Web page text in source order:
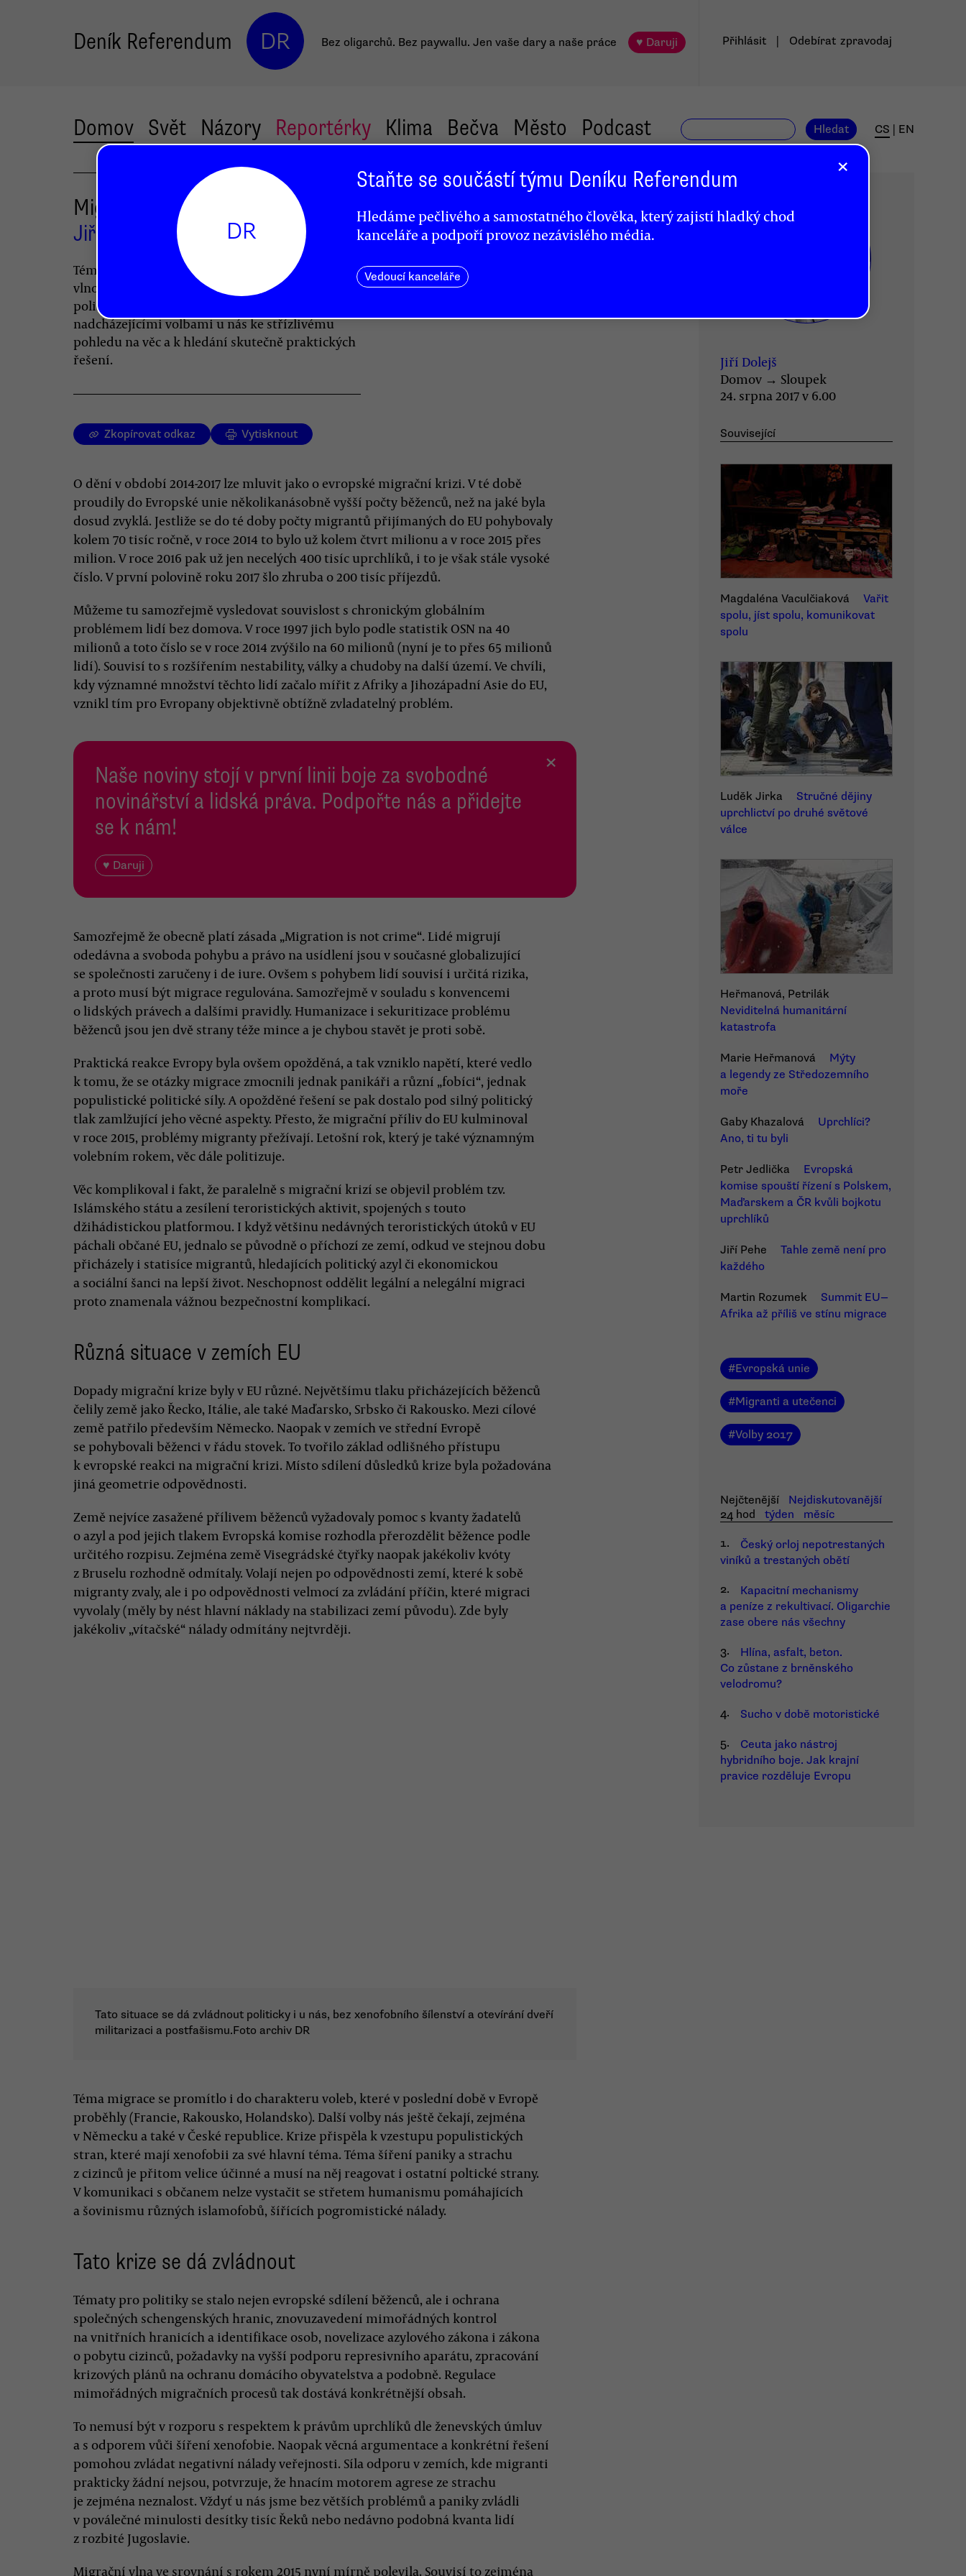
Deník Referendum DR Bez oligarchů. Bez paywallu. Jen vaše dary a naše práce ♥ Daruji Přihlásit Odebírat zpravodaj
Domov Svět Názory Reportérky Klima Bečva Město Podcast Hledat CS EN
Migrační krize a politika
Jiří Dolejš
Témata spojená s nejnovější evropskou migrační
vlnou ovlivnila rétoriku i aktivity všech
politických stran v EU. Jiří Dolejš vyzývá před
nadcházejícími volbami u nás ke střízlivému
pohledu na věc a k hledání skutečně praktických
řešení.
Zkopírovat odkaz Vytisknout
O dění v období 2014-2017 lze mluvit jako o evropské migrační krizi. V té době
proudily do Evropské unie několikanásobně vyšší počty běženců, než na jaké byla
dosud zvyklá. Jestliže se do té doby počty migrantů přijímaných do EU pohybovaly
kolem 70 tisíc ročně, v roce 2014 to bylo už kolem čtvrt milionu a v roce 2015 přes
milion. V roce 2016 pak už jen necelých 400 tisíc uprchlíků, i to je však stále vysoké
číslo. V první polovině roku 2017 šlo zhruba o 200 tisíc příjezdů.
Můžeme tu samozřejmě vysledovat souvislost s chronickým globálním
problémem lidí bez domova. V roce 1997 jich bylo podle statistik OSN na 40
milionů a toto číslo se v roce 2014 zvýšilo na 60 milionů (nyní je to přes 65 milionů
lidí). Souvisí to s rozšířením nestability, války a chudoby na další území. Ve chvíli,
kdy významné množství těchto lidí začalo mířit z Afriky a Jihozápadní Asie do EU,
vznikl tím pro Evropany objektivně obtížně zvladatelný problém.
Naše noviny stojí v první linii boje za svobodné
novinářství a lidská práva. Podpořte nás a přidejte
se k nám!
♥ Daruji
×
Samozřejmě že obecně platí zásada „Migration is not crime“. Lidé migrují
odedávna a svoboda pohybu a právo na usídlení jsou v současné globalizující
se společnosti zaručeny i de iure. Ovšem s pohybem lidí souvisí i určitá rizika,
a proto musí být migrace regulována. Samozřejmě v souladu s konvencemi
o lidských právech a dalšími pravidly. Humanizace i sekuritizace problému
běženců jsou jen dvě strany téže mince a je chybou stavět je proti sobě.
Praktická reakce Evropy byla ovšem opožděná, a tak vzniklo napětí, které vedlo
k tomu, že se otázky migrace zmocnili jednak panikáři a různí „fobíci“, jednak
populistické politické síly. A opožděné řešení se pak dostalo pod silný politický
tlak zamlžující jeho věcné aspekty. Přesto, že migrační příliv do EU kulminoval
v roce 2015, problémy migranty přežívají. Letošní rok, který je také významným
volebním rokem, věc dále politizuje.
Věc komplikoval i fakt, že paralelně s migrační krizí se objevil problém tzv.
Islámského státu a zesílení teroristických aktivit, spojených s touto
džihádistickou platformou. I když většinu nedávných teroristických útoků v EU
páchali občané EU, jednalo se původně o příchozí ze zemí, odkud ve stejnou dobu
přicházely i statisíce migrantů, hledajících politický azyl či ekonomickou
a sociální šanci na lepší život. Neschopnost oddělit legální a nelegální migraci
proto znamenala vážnou bezpečnostní komplikací.
Různá situace v zemích EU
Dopady migrační krize byly v EU různé. Největšímu tlaku přicházejících běženců
čelily země jako Řecko, Itálie, ale také Maďarsko, Srbsko či Rakousko. Mezi cílové
země patřilo především Německo. Naopak v zemích ve střední Evropě
se pohybovali běženci v řádu stovek. To tvořilo základ odlišného přístupu
k evropské reakci na migrační krizi. Místo sdílení důsledků krize byla požadována
jiná geometrie odpovědnosti.
Země nejvíce zasažené přílivem běženců vyžadovaly pomoc s kvanty žadatelů
o azyl a pod jejich tlakem Evropská komise rozhodla přerozdělit běžence podle
určitého rozpisu. Zejména země Visegrádské čtyřky naopak jakékoliv kvóty
z Bruselu rozhodně odmítaly. Volají nejen po odpovědnosti zemí, které k sobě
migranty zvaly, ale i po odpovědnosti velmocí za zvládání příčin, které migraci
vyvolaly (měly by nést hlavní náklady na stabilizaci zemí původu). Zde byly
jakékoliv „vítačské“ nálady odmítány nejtvrději.
Tato situace se dá zvládnout politicky i u nás, bez xenofobního šílenství a otevírání dveří
militarizaci a postfašismu.Foto archiv DR
Téma migrace se promítlo i do charakteru voleb, které v poslední době v Evropě
proběhly (Francie, Rakousko, Holandsko). Další volby nás ještě čekají, zejména
v Německu a také v České republice. Krize přispěla k vzestupu populistických
stran, které mají xenofobii za své hlavní téma. Téma šíření paniky a strachu
z cizinců je přitom velice účinné a musí na něj reagovat i ostatní poltické strany.
V komunikaci s občanem nelze vystačit se střetem humanismu pomáhajících
a šovinismu různých islamofobů, šířících pogromistické nálady.
Tato krize se dá zvládnout
Tématy pro politiky se stalo nejen evropské sdílení běženců, ale i ochrana
společných schengenských hranic, znovuzavedení mimořádných kontrol
na vnitřních hranicích a identifikace osob, novelizace azylového zákona i zákona
o pobytu cizinců, požadavky na vyšší podporu represivního aparátu, zpracování
krizových plánů na ochranu domácího obyvatelstva a podobně. Regulace
mimořádných migračních procesů tak dostává konkrétnější obsah.
To nemusí být v rozporu s respektem k právům uprchlíků dle ženevských úmluv
a s odporem vůči šíření xenofobie. Naopak věcná argumentace a konkrétní řešení
pomohou zvládat negativní nálady veřejnosti. Síla odporu v zemích, kde migranti
prakticky žádní nejsou, potvrzuje, že hnacím motorem agrese ze strachu
je zejména neznalost. Vždyť u nás jsme bez větších problémů a paniky zvládli
v poválečné minulosti desítky tisíc Řeků nebo nedávno podobná kvanta lidí
z rozbité Jugoslavie.
Migrační vlna ve srovnání s rokem 2015 nyní mírně polevila. Souvisí to zejména
Jiří Dolejš
Domov → Sloupek
24. srpna 2017 v 6.00
Související
Magdaléna Vaculčiaková
Vařit
spolu, jíst spolu, komunikovat
spolu
Luděk Jirka
Stručné dějiny
uprchlictví po druhé světové
válce
Heřmanová, Petrilák
Neviditelná humanitární
katastrofa
Marie Heřmanová
Mýty
a legendy ze Středozemního
moře
Gaby Khazalová
Uprchlíci?
Ano, ti tu byli
Petr Jedlička
Evropská
komise spouští řízení s Polskem,
Maďarskem a ČR kvůli bojkotu
uprchlíků
Jiří Pehe
Tahle země není pro
každého
Martin Rozumek
Summit EU—
Afrika až příliš ve stínu migrace
#Evropská unie
#Migranti a utečenci
#Volby 2017
Nejčtenější
Nejdiskutovanější
24 hod
týden
měsíc
1.
Český orloj nepotrestaných
viníků a trestaných obětí
2.
Kapacitní mechanismy
a peníze z rekultivací. Oligarchie
zase obere nás všechny
3.
Hlína, asfalt, beton.
Co zůstane z brněnského
velodromu?
4.
Sucho v době motoristické
5.
Ceuta jako nástroj
hybridního boje. Jak krajní
pravice rozděluje Evropu
×
DR
Staňte se součástí týmu Deníku Referendum
Hledáme pečlivého a samostatného člověka, který zajistí hladký chod
kanceláře a podpoří provoz nezávislého média.
Vedoucí kanceláře